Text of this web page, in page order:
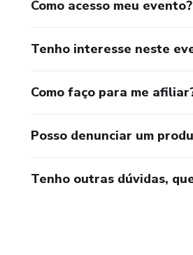
Como acesso meu evento?
Tenho interesse neste
Como faço para me
Posso denunciar um
Tenho outras dúvidas,